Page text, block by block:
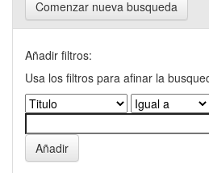
Comenzar nueva busqueda
Añadir filtros:
Usa los filtros para afinar la